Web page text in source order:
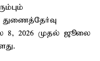
8, 2026 முதல் ஜூலை